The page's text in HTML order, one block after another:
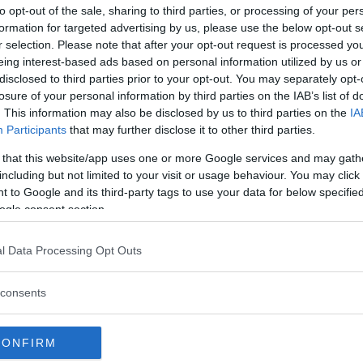
opt-out of the sale, sharing to third parties, or processing of your
for targeted advertising by us, please use the below opt-out
selection. Please note that after your opt-out request is processed
interest-based ads based on personal information utilized by us
to third parties prior to your opt-out. You may separately
of your personal information by third parties on the IAB’s list of
This information may also be disclosed by us to third parties on the
Participants that may further disclose it to other third parties.
that this website/app uses one or more Google services and may
but not limited to your visit or usage behaviour. You may
to Google and its third-party tags to use your data for below
consent section.
Data Processing Opt Outs
i Jönköping under helgen, efter att
fått sin bil stulen. Men via gps såg han hur bilen
skriver
. Biltjuven är anhållen
tillvägagångssättet var detsamma. Även här